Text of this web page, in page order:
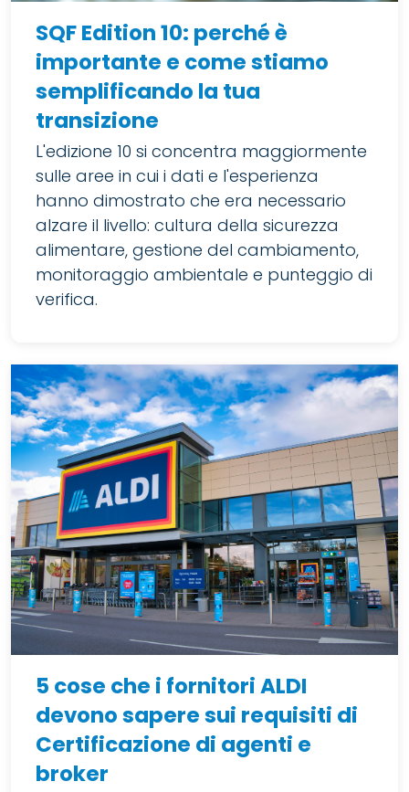
SQF Edition 10: perché è
importante e come stiamo
semplificando la tua
transizione
L'edizione 10 si concentra maggiormente
sulle aree in cui i dati e l'esperienza
hanno dimostrato che era necessario
alzare il livello: cultura della sicurezza
alimentare, gestione del cambiamento,
monitoraggio ambientale e punteggio di
verifica.
5 cose che i fornitori ALDI
devono sapere sui requisiti di
Certificazione di agenti e
broker